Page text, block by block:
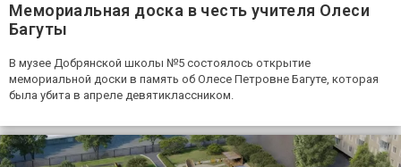
Мемориальная доска в честь учителя Олеси
Багуты
В музее Добрянской школы №5 состоялось открытие
мемориальной доски в память об Олесе Петровне Багуте, которая
была убита в апреле девятиклассником.